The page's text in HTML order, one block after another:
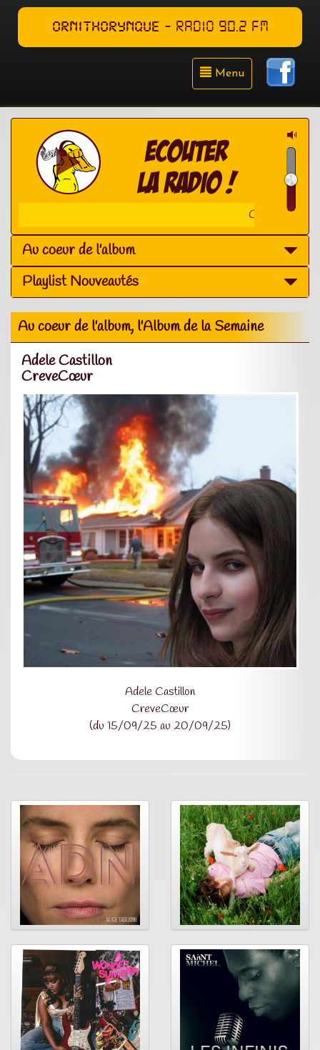
ORNITHORYNQUE - RADIO 90.2 FM
Menu
Coeur de Pirate - Chateau
Au coeur de l'album
Playlist Nouveautés
Au coeur de l'album, l'Album de la Semaine
Adele Castillon
CreveCœur
Adele Castillon
CreveCœur
(du 15/09/25 au 20/09/25)